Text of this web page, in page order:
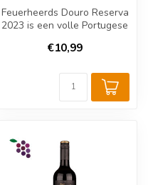
Feuerheerds Douro Reserva
2023 is een volle Portugese
€10,99